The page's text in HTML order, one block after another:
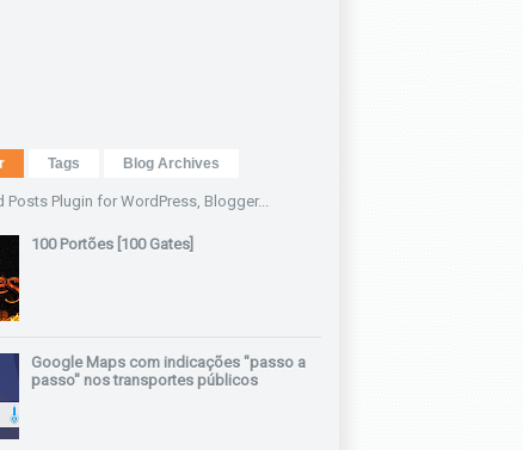
Tags Blog Archives
100 Portões [100 Gates]
Google Maps com indicações "passo a
passo" nos transportes públicos